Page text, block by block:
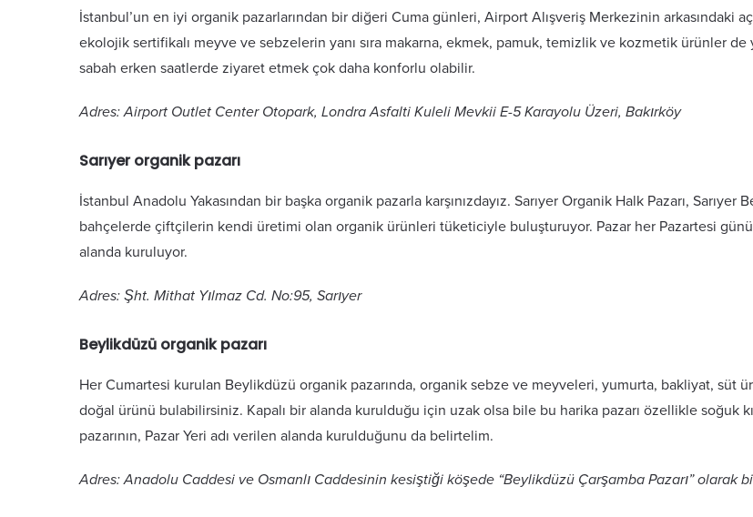
İstanbul’un en iyi organik pazarlarından bir diğeri Cuma günleri, Airport Alışveriş Merkezinin arkasındaki
ekolojik sertifikalı meyve ve sebzelerin yanı sıra makarna, ekmek, pamuk, temizlik ve kozmetik ürünler
sabah erken saatlerde ziyaret etmek çok daha konforlu olabilir.
Adres: Airport Outlet Center Otopark, Londra Asfalti Kuleli Mevkii E-5 Karayolu Üzeri, Bakırköy
Sarıyer organik pazarı
İstanbul Anadolu Yakasından bir başka organik pazarla karşınızdayız. Sarıyer Organik Halk Pazarı,
bahçelerde çiftçilerin kendi üretimi olan organik ürünleri tüketiciyle buluşturuyor. Pazar her Pazartesi
alanda kuruluyor.
Adres: Şht. Mithat Yılmaz Cd. No:95, Sarıyer
Beylikdüzü organik pazarı
Her Cumartesi kurulan Beylikdüzü organik pazarında, organik sebze ve meyveleri, yumurta, bakliyat,
doğal ürünü bulabilirsiniz. Kapalı bir alanda kurulduğu için uzak olsa bile bu harika pazarı özellikle soğuk
pazarının, Pazar Yeri adı verilen alanda kurulduğunu da belirtelim.
Adres: Anadolu Caddesi ve Osmanlı Caddesinin kesiştiği köşede “Beylikdüzü Çarşamba Pazarı” olarak